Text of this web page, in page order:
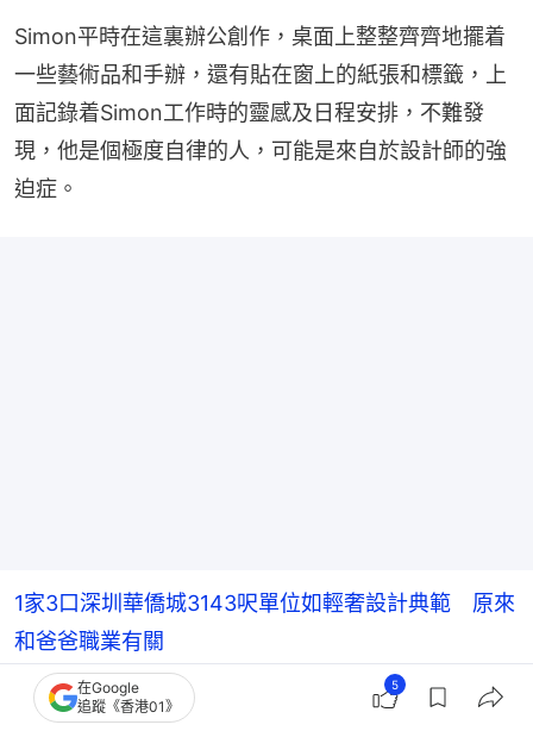
Simon平時在這裏辦公創作，桌面上整整齊齊地擺着
一些藝術品和手辦，還有貼在窗上的紙張和標籤，上
面記錄着Simon工作時的靈感及日程安排，不難發
現，他是個極度自律的人，可能是來自於設計師的強
迫症。
1家3口深圳華僑城3143呎單位如輕奢設計典範 原來
和爸爸職業有關
323呎舊屋改出4房1廳2浴室！住下6人家庭 還有透
在Google
追蹤《香港01》
5